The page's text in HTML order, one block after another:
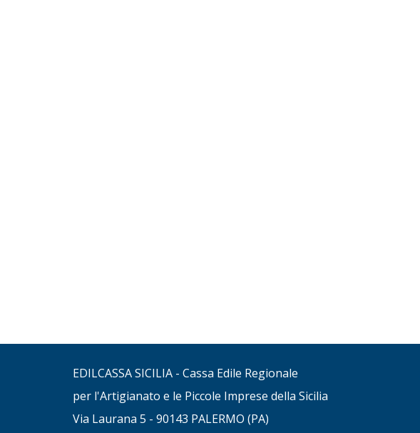
EDILCASSA SICILIA - Cassa Edile Regionale
per l'Artigianato e le Piccole Imprese della Sicilia
Via Laurana 5 - 90143 PALERMO (PA)